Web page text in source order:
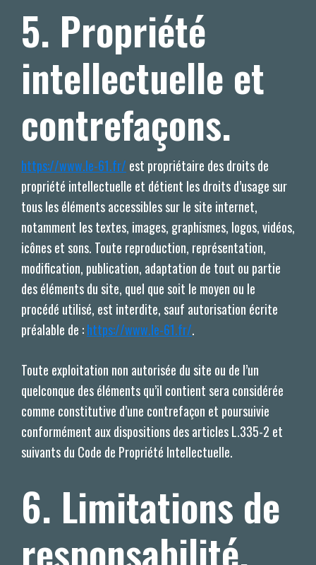
5. Propriété
intellectuelle et
contrefaçons.
https://www.le-61.fr/ est propriétaire des droits de
propriété intellectuelle et détient les droits d’usage sur
tous les éléments accessibles sur le site internet,
notamment les textes, images, graphismes, logos, vidéos,
icônes et sons. Toute reproduction, représentation,
modification, publication, adaptation de tout ou partie
des éléments du site, quel que soit le moyen ou le
procédé utilisé, est interdite, sauf autorisation écrite
préalable de :https://www.le-61.fr/.
Toute exploitation non autorisée du site ou de l’un
quelconque des éléments qu’il contient sera considérée
comme constitutive d’une contrefaçon et poursuivie
conformément aux dispositions des articles L.335-2 et
suivants du Code de Propriété Intellectuelle.
6. Limitations de
responsabilité.